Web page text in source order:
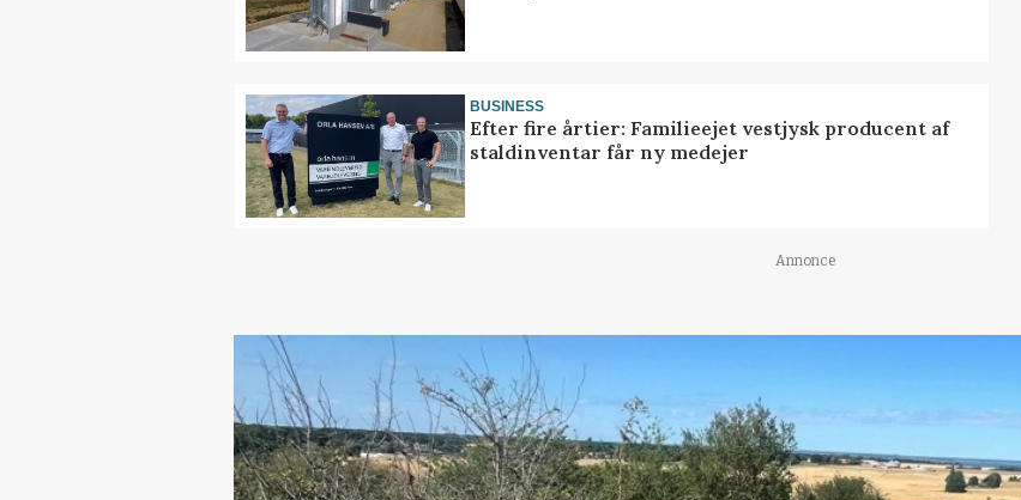
BUSINESS
Efter fire årtier: Familieejet vestjysk producent af
staldinventar får ny medejer
Annonce